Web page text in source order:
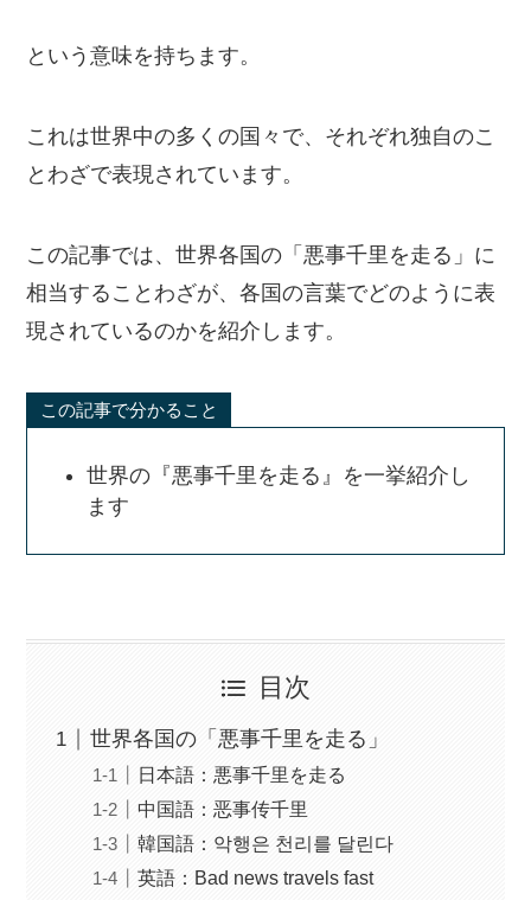
という意味を持ちます。
これは世界中の多くの国々で、それぞれ独自のこ
とわざで表現されています。
この記事では、世界各国の「悪事千里を走る」に
相当することわざが、各国の言葉でどのように表
現されているのかを紹介します。
この記事で分かること
世界の『悪事千里を走る』を一挙紹介し
ます
目次
世界各国の「悪事千里を走る」
日本語：悪事千里を走る
中国語：恶事传千里
韓国語：악행은 천리를 달린다
英語：Bad news travels fast